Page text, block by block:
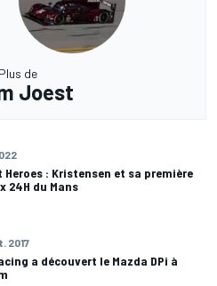
Plus de
Joest
: Kristensen et sa première
24H du Mans
2017
a découvert le Mazda DPi à